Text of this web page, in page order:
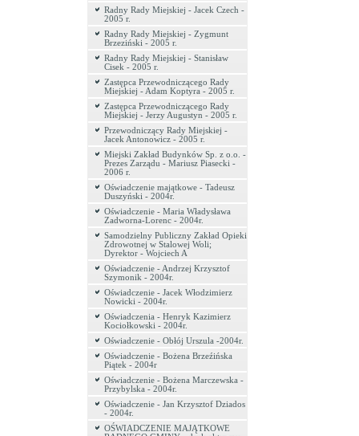
Radny Rady Miejskiej - Jacek Czech -
2005 r.
Radny Rady Miejskiej - Zygmunt
Brzeziński - 2005 r.
Radny Rady Miejskiej - Stanisław
Cisek - 2005 r.
Zastępca Przewodniczącego Rady
Miejskiej - Adam Koptyra - 2005 r.
Zastępca Przewodniczącego Rady
Miejskiej - Jerzy Augustyn - 2005 r.
Przewodniczący Rady Miejskiej -
Jacek Antonowicz - 2005 r.
Miejski Zakład Budynków Sp. z o.o. -
Prezes Zarządu - Mariusz Piasecki -
2006 r.
Oświadczenie majątkowe - Tadeusz
Duszyński - 2004r.
Oświadczenie - Maria Władysława
Zadworna-Lorenc - 2004r.
Samodzielny Publiczny Zakład Opieki
Zdrowotnej w Stalowej Woli;
Dyrektor - Wojciech A
Oświadczenie - Andrzej Krzysztof
Szymonik - 2004r.
Oświadczenie - Jacek Włodzimierz
Nowicki - 2004r.
Oświadczenia - Henryk Kazimierz
Kociołkowski - 2004r.
Oświadczenie - Obłój Urszula -2004r.
Oświadczenie - Bożena Brzeźińska
Piątek - 2004r
Oświadczenie - Bożena Marczewska -
Przybylska - 2004r.
Oświadczenie - Jan Krzysztof Dziados
- 2004r.
OŚWIADCZENIE MAJĄTKOWE